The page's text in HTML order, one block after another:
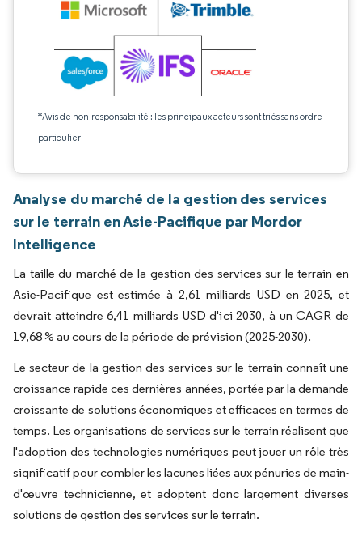
*Avis de non-responsabilité : les principaux acteurs sont triés sans ordre
particulier
Analyse du marché de la gestion des services
sur le terrain en Asie-Pacifique par Mordor
Intelligence
La taille du marché de la gestion des services sur le terrain en
Asie-Pacifique est estimée à 2,61 milliards USD en 2025, et
devrait atteindre 6,41 milliards USD d'ici 2030, à un CAGR de
19,68 % au cours de la période de prévision (2025-2030).
Le secteur de la gestion des services sur le terrain connaît une
croissance rapide ces dernières années, portée par la demande
croissante de solutions économiques et efficaces en termes de
temps. Les organisations de services sur le terrain réalisent que
l'adoption des technologies numériques peut jouer un rôle très
significatif pour combler les lacunes liées aux pénuries de main-
d'œuvre technicienne, et adoptent donc largement diverses
solutions de gestion des services sur le terrain.